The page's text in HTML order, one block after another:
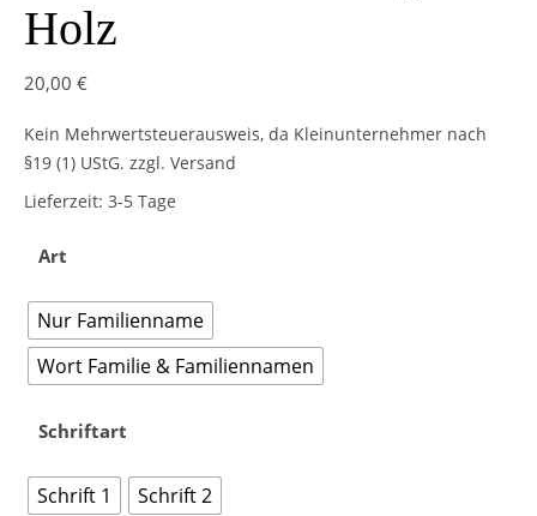
Holz
20,00 €
Kein Mehrwertsteuerausweis, da Kleinunternehmer nach
§19 (1) UStG. zzgl. Versand
Lieferzeit: 3-5 Tage
Art
Nur Familienname
Wort Familie & Familiennamen
Schriftart
Schrift 1 Schrift 2